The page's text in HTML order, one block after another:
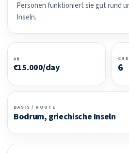
Personen funktioniert sie gut rund
Inseln.
AB
€15.000/day 6
BASIS / ROUTE
Bodrum, griechische Inseln